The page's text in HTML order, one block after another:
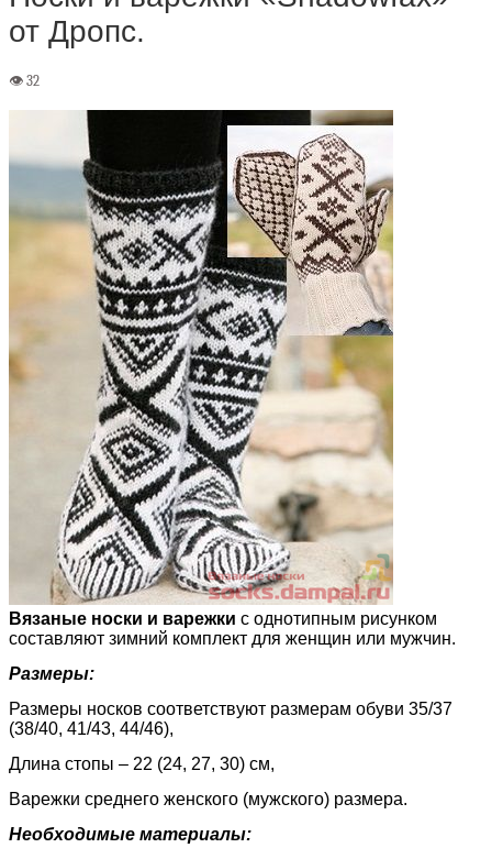
от Дропс.
Вязаные носки и варежки с однотипным рисунком
составляют зимний комплект для женщин или мужчин.
Размеры:
Размеры носков соответствуют размерам обуви 35/37
(38/40, 41/43, 44/46),
Длина стопы – 22 (24, 27, 30) см,
Варежки среднего женского (мужского) размера.
Необходимые материалы: